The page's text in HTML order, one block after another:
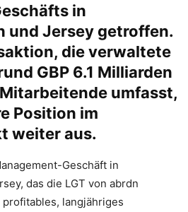
in
und Jersey getroffen.
die verwaltete
GBP 6.1 Milliarden
umfasst,
Position im
weiter aus.
Geschäft in
das die LGT von abrdn
langjähriges